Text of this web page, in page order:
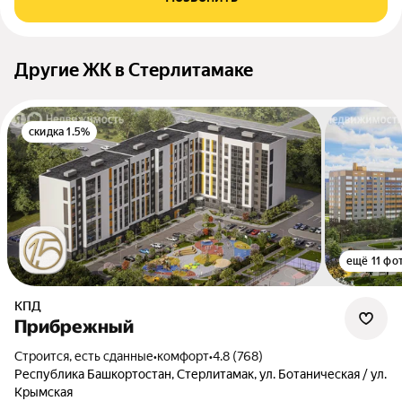
Другие ЖК в Стерлитамаке
скидка 1.5%
ещё 11
КПД
Прибрежный
Строится, есть сданные•комфорт•4.8 (768)
Республика Башкортостан, Стерлитамак, ул. Ботаническая / ул.
Крымская